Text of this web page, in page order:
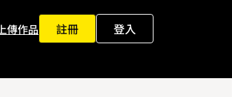
上傳作品 註冊
登入